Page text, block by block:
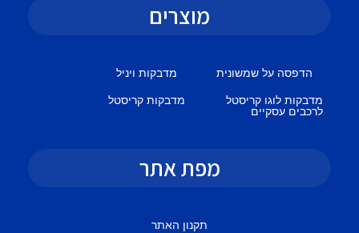
מוצרים
הדפסה על שמשונית מדבקות ויניל
מדבקות לוגו קריסטל
לרכבים עסקיים
מדבקות קריסטל
מפת אתר
תקנון האתר